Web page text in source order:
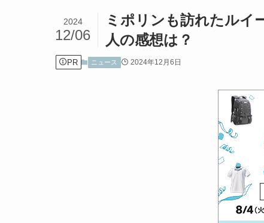
ミポリンも訪れたルイ
人の感想は？
2024
12/06
PR ニュース 2024年12月6日